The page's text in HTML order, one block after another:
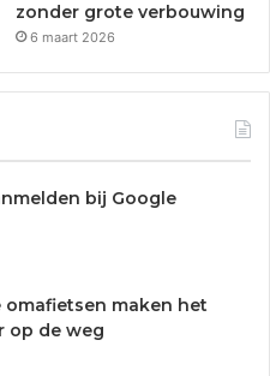
zonder grote verbouwing
6 maart 2026
bij Google
omafietsen maken het
op de weg